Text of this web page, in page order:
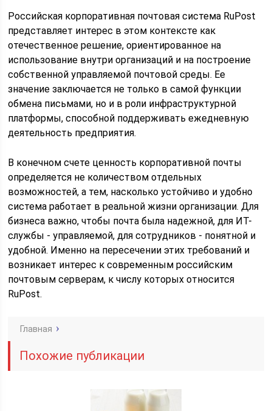
Российская корпоративная почтовая система RuPost
представляет интерес в этом контексте как
отечественное решение, ориентированное на
использование внутри организаций и на построение
собственной управляемой почтовой среды. Ее
значение заключается не только в самой функции
обмена письмами, но и в роли инфраструктурной
платформы, способной поддерживать ежедневную
деятельность предприятия.
В конечном счете ценность корпоративной почты
определяется не количеством отдельных
возможностей, а тем, насколько устойчиво и удобно
система работает в реальной жизни организации. Для
бизнеса важно, чтобы почта была надежной, для ИТ-
службы - управляемой, для сотрудников - понятной и
удобной. Именно на пересечении этих требований и
возникает интерес к современным российским
почтовым серверам, к числу которых относится
RuPost.
Главная
Похожие публикации